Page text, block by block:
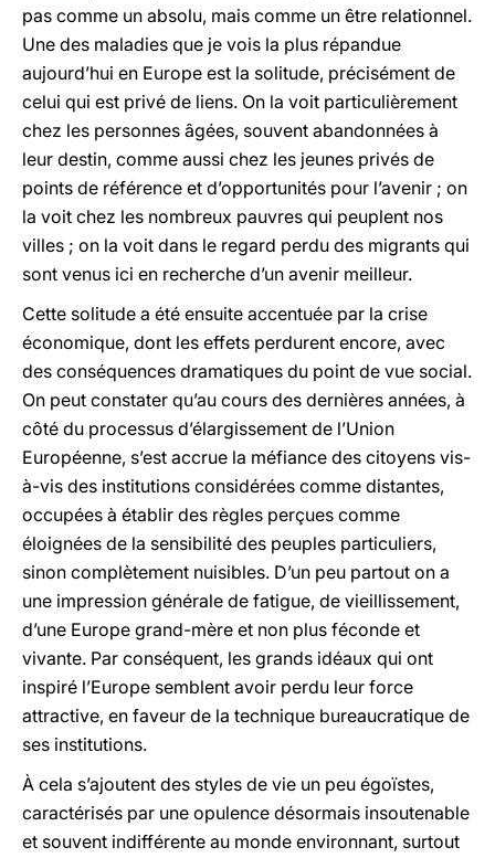
pas comme un absolu, mais comme un être relationnel.
Une des maladies que je vois la plus répandue
aujourd’hui en Europe est la solitude, précisément de
celui qui est privé de liens. On la voit particulièrement
chez les personnes âgées, souvent abandonnées à
leur destin, comme aussi chez les jeunes privés de
points de référence et d’opportunités pour l’avenir ; on
la voit chez les nombreux pauvres qui peuplent nos
villes ; on la voit dans le regard perdu des migrants qui
sont venus ici en recherche d’un avenir meilleur.
Cette solitude a été ensuite accentuée par la crise
économique, dont les effets perdurent encore, avec
des conséquences dramatiques du point de vue social.
On peut constater qu’au cours des dernières années, à
côté du processus d’élargissement de l’Union
Européenne, s’est accrue la méfiance des citoyens vis-
à-vis des institutions considérées comme distantes,
occupées à établir des règles perçues comme
éloignées de la sensibilité des peuples particuliers,
sinon complètement nuisibles. D’un peu partout on a
une impression générale de fatigue, de vieillissement,
d’une Europe grand-mère et non plus féconde et
vivante. Par conséquent, les grands idéaux qui ont
inspiré l’Europe semblent avoir perdu leur force
attractive, en faveur de la technique bureaucratique de
ses institutions.
À cela s’ajoutent des styles de vie un peu égoïstes,
caractérisés par une opulence désormais insoutenable
et souvent indifférente au monde environnant, surtout